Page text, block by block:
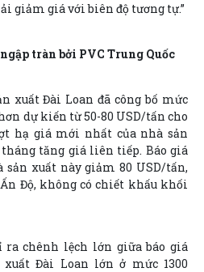
giảm giá với biên độ tương tự.”
tràn bởi PVC Trung Quốc
xuất Đài Loan đã công bố mức
dự kiến từ 50-80 USD/tấn cho
hạ giá mới nhất của nhà sản
tăng giá liên tiếp. Báo giá
sản xuất này giảm 80 USD/tấn,
Độ, không có chiết khấu khối
chênh lệch lớn giữa báo giá
Đài Loan lớn ở mức 1300